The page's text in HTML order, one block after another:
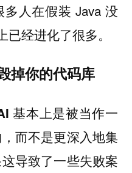
人在假装 Java 没
经进化了很多。
掉你的代码库
基本上是被当作一
而不是更深入地集
导致了一些失败案